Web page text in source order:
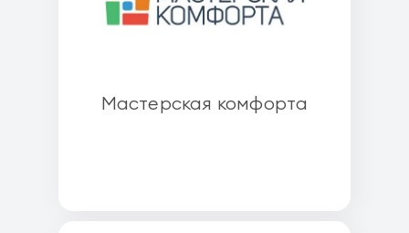
Мастерская комфорта